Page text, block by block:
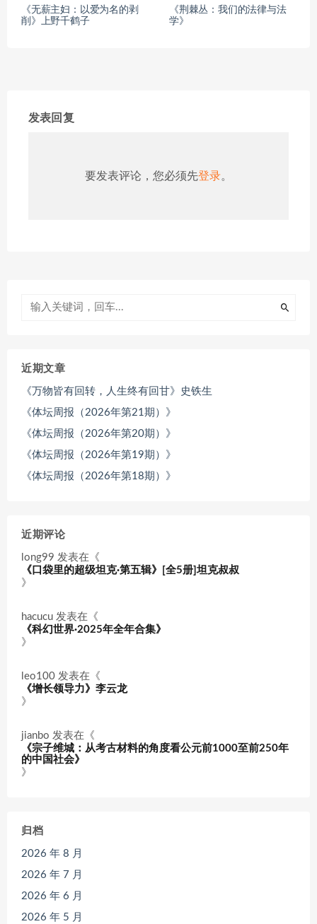
《无薪主妇：以爱为名的剥
削》上野千鹤子
《荆棘丛：我们的法律与法
学》
发表回复
要发表评论，您必须先登录。
近期文章
《万物皆有回转，人生终有回甘》史铁生
《体坛周报（2026年第21期）》
《体坛周报（2026年第20期）》
《体坛周报（2026年第19期）》
《体坛周报（2026年第18期）》
近期评论
long99 发表在《
《口袋里的超级坦克·第五辑》[全5册]坦克叔叔
》
hacucu 发表在《
《科幻世界·2025年全年合集》
》
leo100 发表在《
《增长领导力》李云龙
》
jianbo 发表在《
《宗子维城：从考古材料的角度看公元前1000至前250年
的中国社会》
》
归档
2026 年 8 月
2026 年 7 月
2026 年 6 月
2026 年 5 月